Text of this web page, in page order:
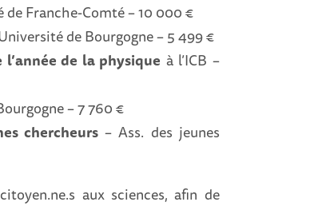
de Franche-Comté – 10 000 €
de Bourgogne – 5 499 €
de la physique à l’ICB –
– 7 760 €
chercheurs – Ass. des jeunes
aux sciences, afin de